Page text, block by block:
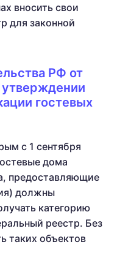
вносить свои
для законной
РФ от
гостевых
с 1 сентября
дома
предоставляющие
должны
категорию
реестр. Без
таких объектов